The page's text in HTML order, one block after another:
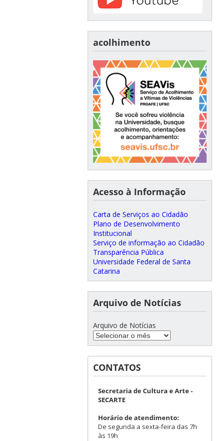
acolhimento
Acesso à Informação
Carta de Serviços ao Cidadão
Plano de Desenvolvimento
Institucional
Serviço de informação ao Cidadão
Transparência Pública
Universidade Federal de Santa
Catarina
Arquivo de Notícias
Arquivo de Notícias
CONTATOS
Secretaria de Cultura e Arte -
SECARTE
Horário de atendimento:
De segunda a sexta-feira das 7h
às 19h